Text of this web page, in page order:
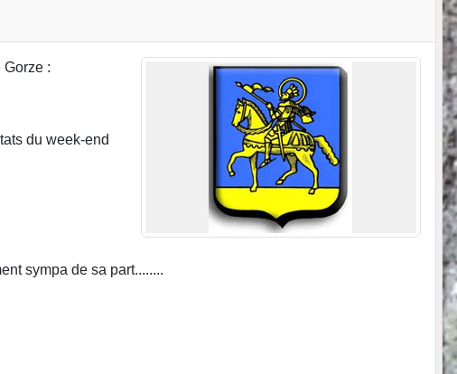
:
du week-end
sympa de sa part........